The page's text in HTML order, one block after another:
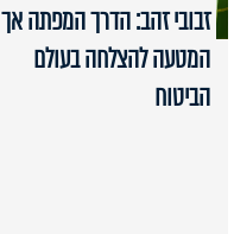
זבובי זהב: הדרך המפתה אך
המטעה להצלחה בעולם
הביטוח